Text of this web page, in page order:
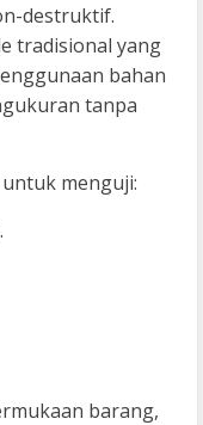
destruktif.
tradisional yang
bahan
tanpa
menguji:
barang,